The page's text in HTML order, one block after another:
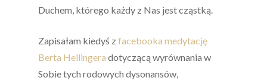
Duchem, którego każdy z Nas jest cząstką.
Zapisałam kiedyś z facebooka medytację
Berta Hellingera dotyczącą wyrównania w
Sobie tych rodowych dysonansów,